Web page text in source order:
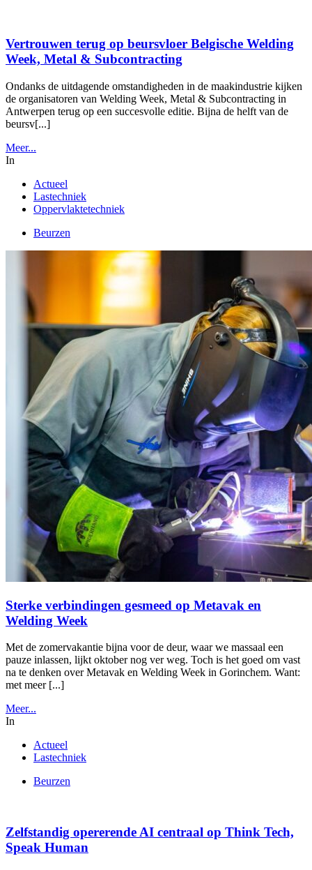
Vertrouwen terug op beursvloer Belgische Welding
Week, Metal & Subcontracting
Ondanks de uitdagende omstandigheden in de maakindustrie kijken
de organisatoren van Welding Week, Metal & Subcontracting in
Antwerpen terug op een succesvolle editie. Bijna de helft van de
beursv[...]
Meer...
In
Actueel
Lastechniek
Oppervlaktetechniek
Beurzen
Sterke verbindingen gesmeed op Metavak en
Welding Week
Met de zomervakantie bijna voor de deur, waar we massaal een
pauze inlassen, lijkt oktober nog ver weg. Toch is het goed om vast
na te denken over Metavak en Welding Week in Gorinchem. Want:
met meer [...]
Meer...
In
Actueel
Lastechniek
Beurzen
Zelfstandig opererende AI centraal op Think Tech,
Speak Human